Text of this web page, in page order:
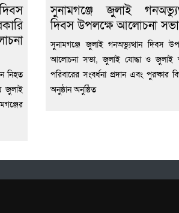
নিহত
জুলাই
সুনামগঞ্জে জুলাই
দিবস উপলক্ষে আলোচনা সভা
সুনামগঞ্জে জুলাই গনঅভ্যুত্থান দিবস
আলোচনা সভা, জুলাই যোদ্ধা ও জুলাই
পরিবারের সংবর্ধনা প্রদান এবং পুরষ্কার
অনুষ্ঠান অনুষ্ঠিত